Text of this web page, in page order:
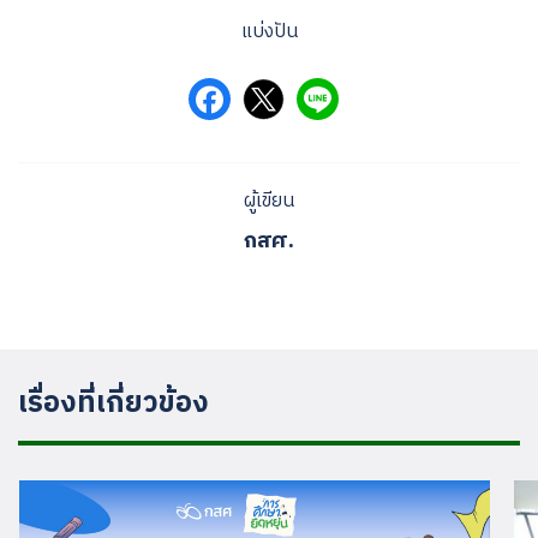
แบ่งปัน
ผู้เขียน
กสศ.
เรื่องที่เกี่ยวข้อง